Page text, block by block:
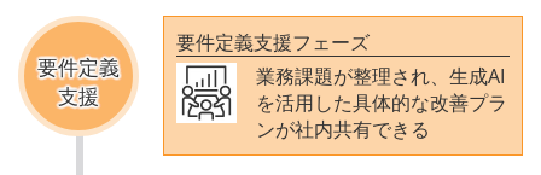
要件定義
支援
要件定義支援フェーズ
業務課題が整理され、生成AI
を活用した具体的な改善プラ
ンが社内共有できる